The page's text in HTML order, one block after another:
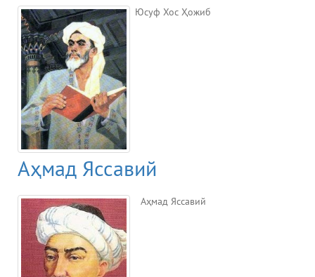
Юсуф Хос Ҳожиб
Аҳмад Яссавий
Аҳмад Яссавий